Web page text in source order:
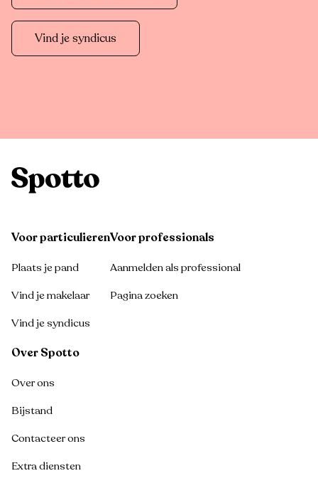
Vind je syndicus
Voor particulieren
Plaats je pand
Vind je makelaar
Vind je syndicus
Voor professionals
Aanmelden als professional
Pagina zoeken
Over Spotto
Over ons
Bijstand
Contacteer ons
Extra diensten